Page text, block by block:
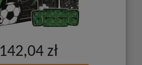
142,04 zł